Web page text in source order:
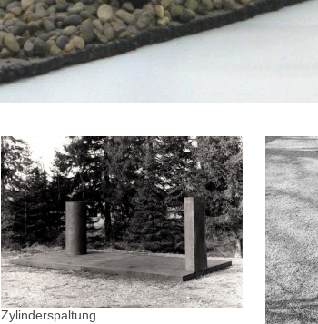
Zylinderspaltung